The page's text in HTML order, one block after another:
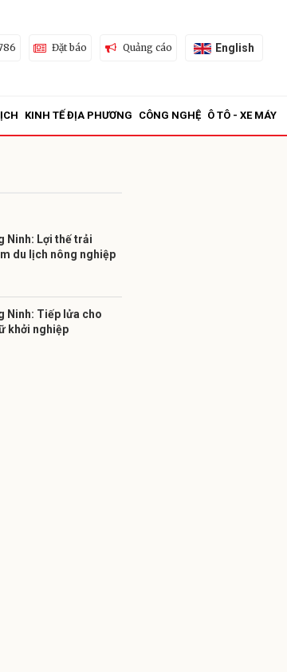
Đặt báo Quảng cáo English
KINH TẾ ĐỊA PHƯƠNG CÔNG NGHỆ Ô TÔ - XE MÁY
Ninh: Lợi thế trải
du lịch nông nghiệp
Ninh: Tiếp lửa cho
khởi nghiệp